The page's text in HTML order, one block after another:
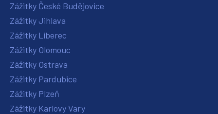
Zážitky České Budějovice
Zážitky Jihlava
Zážitky Liberec
Zážitky Olomouc
Zážitky Ostrava
Zážitky Pardubice
Zážitky Plzeň
Zážitky Karlovy Vary